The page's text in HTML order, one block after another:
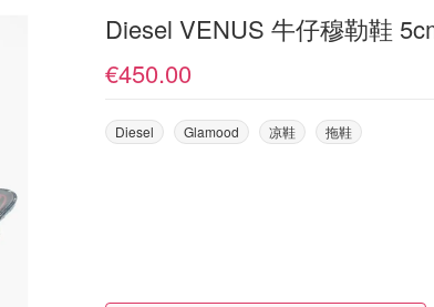
Diesel VENUS 牛仔穆勒鞋
€450.00
Diesel Glamood 凉鞋 拖鞋